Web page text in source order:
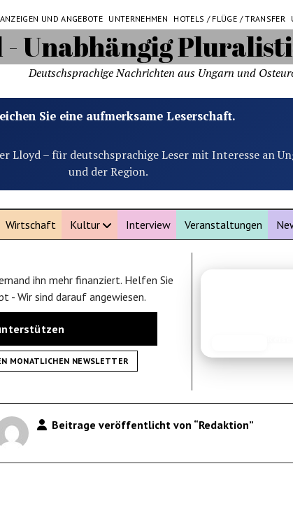
UND ANGEBOTE UNTERNEHMEN HOTELS / FLÜGE / TRANSFER
Deutschsprachige Nachrichten aus Ungarn und
Sie eine aufmerksame Leserschaft.
Lloyd – für deutschsprachige Leser mit Interesse an
und der Region.
Wirtschaft Kultur Interview Veranstaltungen
ihn mehr finanziert. Helfen Sie
- Wir sind darauf angewiesen.
MONATLICHEN NEWSLETTER
Beitrage veröffentlicht von “Redaktion”